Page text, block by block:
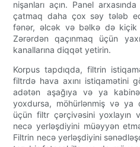
nişanları açın. Panel
çatmaq daha çox səy tələb
fənər, əlcək və bəlkə də kiçik
Zərərdən qaçınmaq üçün
kanallarına diqqət yetirin.
Korpus tapdıqda, filtrin
filtrdə hava axını istiqamətini
adətən aşağıya və ya
yoxdursa, möhürlənmiş və ya
üçün filtr çərçivəsini yoxlayın
necə yerləşdiyini müəyyən
Filtrin necə yerləşdiyini